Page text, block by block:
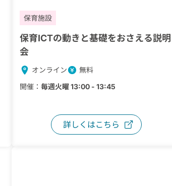
保育施設
保育ICTの動きと基礎をおさえる説明
会
オンライン
無料
開催： 毎週火曜 13:00 - 13:45
詳しくはこちら